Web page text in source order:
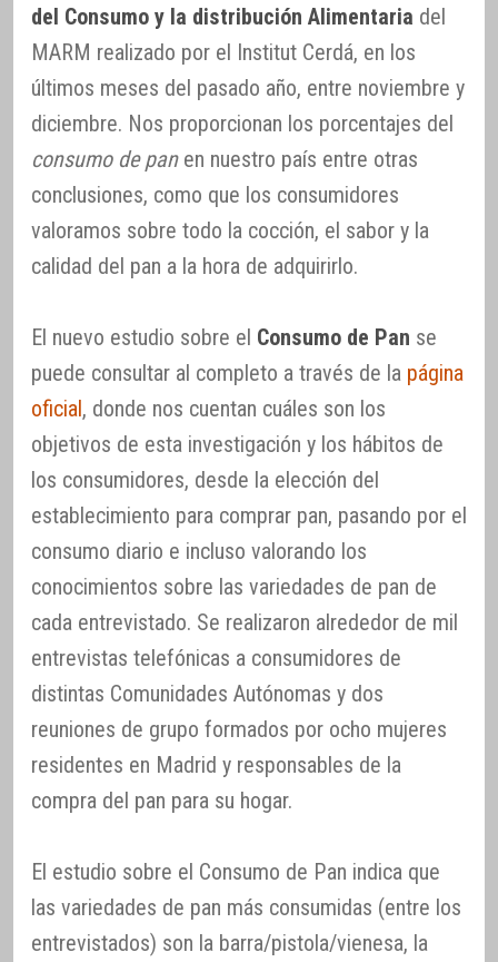
del Consumo y la distribución Alimentaria del
MARM realizado por el Institut Cerdá, en los
últimos meses del pasado año, entre noviembre y
diciembre. Nos proporcionan los porcentajes del
consumo de panen nuestro país entre otras
conclusiones, como que los consumidores
valoramos sobre todo la cocción, el sabor y la
calidad del pan a la hora de adquirirlo.
El nuevo estudio sobre el Consumo de Pan se
puede consultar al completo a través de la página
oficial, donde nos cuentan cuáles son los
objetivos de esta investigación y los hábitos de
los consumidores, desde la elección del
establecimiento para comprar pan, pasando por el
consumo diario e incluso valorando los
conocimientos sobre las variedades de pan de
cada entrevistado. Se realizaron alrededor de mil
entrevistas telefónicas a consumidores de
distintas Comunidades Autónomas y dos
reuniones de grupo formados por ocho mujeres
residentes en Madrid y responsables de la
compra del pan para su hogar.
El estudio sobre el Consumo de Pan indica que
las variedades de pan más consumidas (entre los
entrevistados) son la barra/pistola/vienesa, la